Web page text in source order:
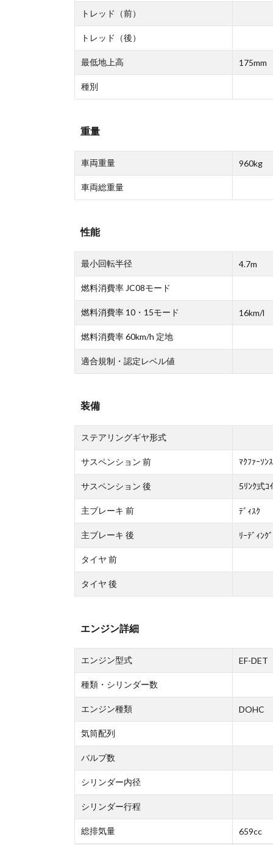
トレッド（前）
トレッド（後）
最低地上高 175mm
種別
重量
車両重量 960kg
車両総重量
性能
最小回転半径 4.7m
燃料消費率 JC08モード
燃料消費率 10・15モード 16km/l
燃料消費率 60km/h 定地
適合規制・認定レベル値
装備
ステアリングギヤ形式
サスペンション 前 ﾏｸﾌｧｰｿﾝ
サスペンション 後 5ﾘﾝｸ式ｺ
主ブレーキ 前 ﾃﾞｨｽｸ
主ブレーキ 後 ﾘｰﾃﾞｨﾝｸ
タイヤ 前
タイヤ 後
エンジン詳細
エンジン型式 EF-DET
種類・シリンダー数
エンジン種類 DOHC
気筒配列
バルブ数
シリンダー内径
シリンダー行程
総排気量 659cc